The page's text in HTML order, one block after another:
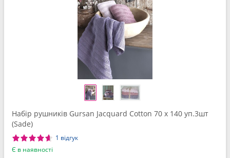
Набір рушників Gursan Jacquard Cotton 70 x 140 уп.3шт
(Sade)
1 відгук
Є в наявності